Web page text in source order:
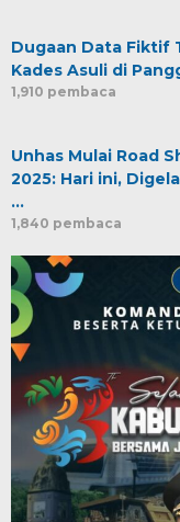
Dugaan Data Fiktif
Kades Asuli di
1,910 pembaca
Unhas Mulai Road
2025: Hari ini,
…
1,840 pembaca